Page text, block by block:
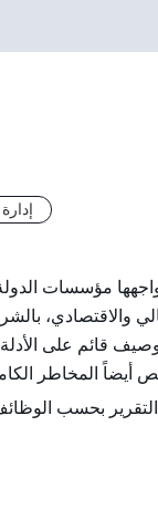
مؤسسات
والاقتصادي،
قائم على
أيضاً المخاطر
بحسب الوظائف